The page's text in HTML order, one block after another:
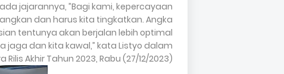
jajarannya, ”Bagi kami, kepercayaan
dan harus kita tingkatkan. Angka
tentunya akan berjalan lebih optimal
jaga dan kita kawal,” kata Listyo dalam
Rilis Akhir Tahun 2023, Rabu (27/12/2023).